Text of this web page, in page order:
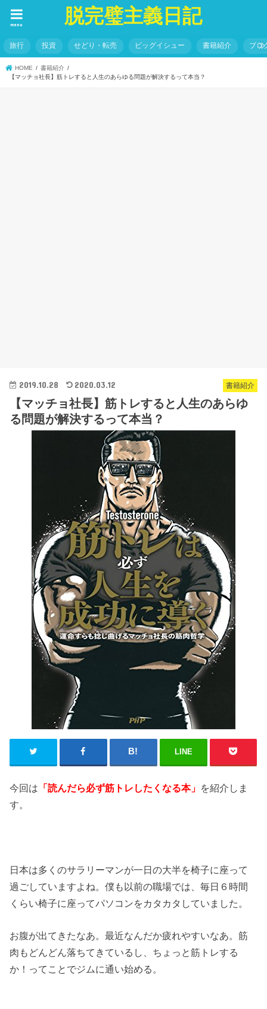
脱完璧主義日記
menu
旅行 投資 せどり・転売 ビッグイシュー 書籍紹介 ブロ
HOME
書籍紹介
【マッチョ社長】筋トレすると人生のあらゆる問題が解決するって本当？
書籍紹介
2019.10.28 2020.03.12
【マッチョ社長】筋トレすると人生のあらゆ
る問題が解決するって本当？
LINE
今回は 「読んだら必ず筋トレしたくなる本」 を紹介しま
す。
日本は多くのサラリーマンが一日の大半を椅子に座って
過ごしていますよね。僕も以前の職場では、毎日６時間
くらい椅子に座ってパソコンをカタカタしていました。
お腹が出てきたなあ。最近なんだか疲れやすいなあ。筋
肉もどんどん落ちてきているし、ちょっと筋トレする
か！ってことでジムに通い始める。